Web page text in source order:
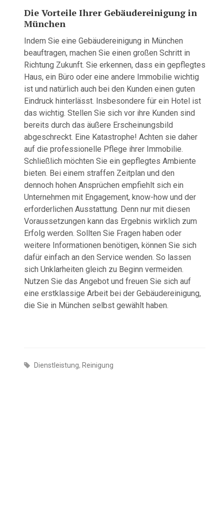
Die Vorteile Ihrer Gebäudereinigung in
München
Indem Sie eine Gebäudereinigung in München
beauftragen, machen Sie einen großen Schritt in
Richtung Zukunft. Sie erkennen, dass ein gepflegtes
Haus, ein Büro oder eine andere Immobilie wichtig
ist und natürlich auch bei den Kunden einen guten
Eindruck hinterlässt. Insbesondere für ein Hotel ist
das wichtig. Stellen Sie sich vor ihre Kunden sind
bereits durch das äußere Erscheinungsbild
abgeschreckt. Eine Katastrophe! Achten sie daher
auf die professionelle Pflege ihrer Immobilie.
Schließlich möchten Sie ein gepflegtes Ambiente
bieten. Bei einem straffen Zeitplan und den
dennoch hohen Ansprüchen empfiehlt sich ein
Unternehmen mit Engagement, know-how und der
erforderlichen Ausstattung. Denn nur mit diesen
Voraussetzungen kann das Ergebnis wirklich zum
Erfolg werden. Sollten Sie Fragen haben oder
weitere Informationen benötigen, können Sie sich
dafür einfach an den Service wenden. So lassen
sich Unklarheiten gleich zu Beginn vermeiden.
Nutzen Sie das Angebot und freuen Sie sich auf
eine erstklassige Arbeit bei der Gebäudereinigung,
die Sie in München selbst gewählt haben.
Dienstleistung, Reinigung